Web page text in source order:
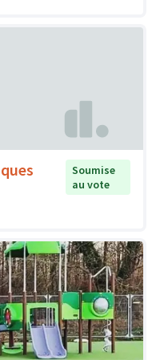
Soumise
au vote